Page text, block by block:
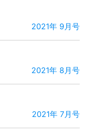
2021年 9月号
2021年 8月号
2021年 7月号